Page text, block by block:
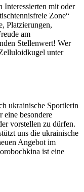
mit oder
Zone“
Platzierungen,
am
Stellenwert! Wer
unter
ukrainische Sportlerin
eine besondere
vorstellen zu dürfen.
uns die ukrainische
Angebot im
ist eine